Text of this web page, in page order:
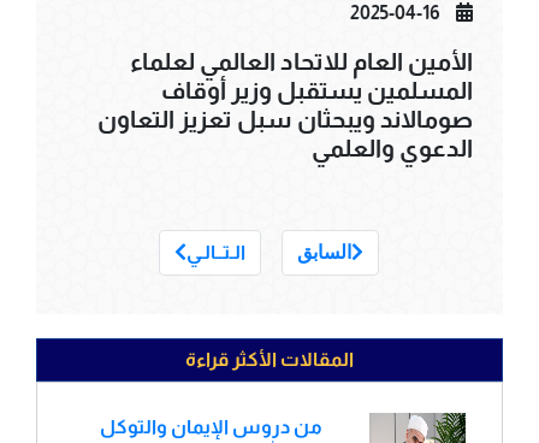
2025-04-16
الأمين العام للاتحاد العالمي لعلماء
المسلمين يستقبل وزير أوقاف
صومالاند ويبحثان سبل تعزيز التعاون
الدعوي والعلمي
السابق الـتــالـي
المقالات الأكثر قراءة
من دروس الإيمان والتوكل